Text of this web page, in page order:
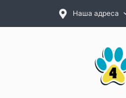
Наша адреса